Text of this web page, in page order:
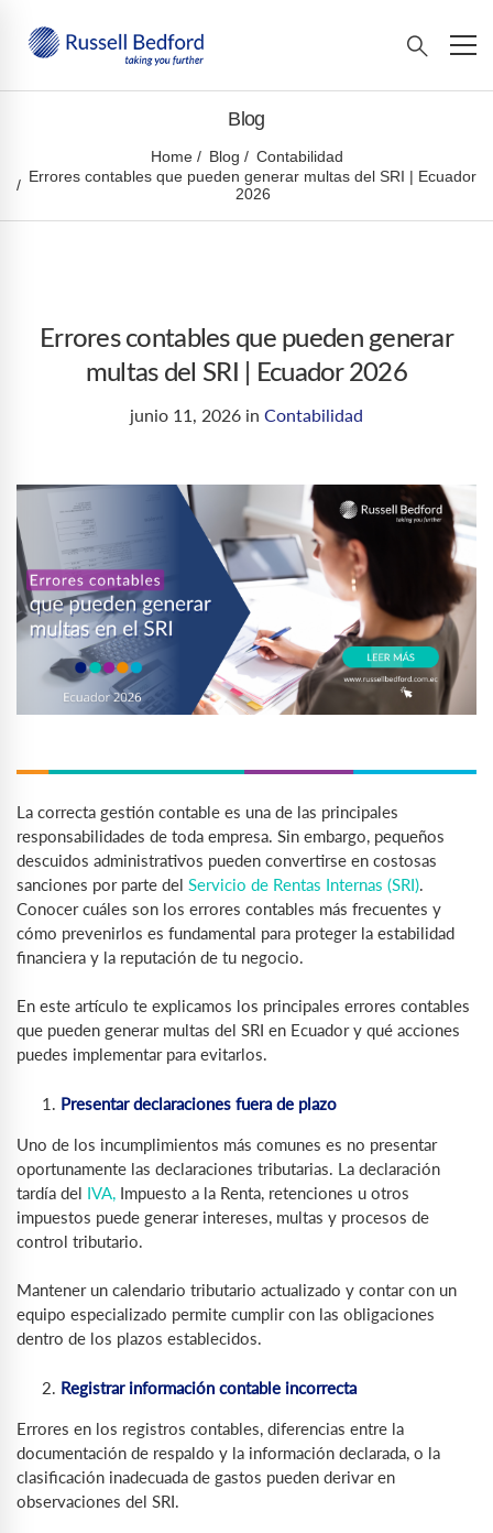
Blog
Home Blog
Contabilidad
Errores contables que pueden generar multas del SRI | Ecuador
2026
Errores contables que pueden generar
multas del SRI | Ecuador 2026
junio 11, 2026 in Contabilidad
La correcta gestión contable es una de las principales
responsabilidades de toda empresa. Sin embargo, pequeños
descuidos administrativos pueden convertirse en costosas
sanciones por parte del Servicio de Rentas Internas (SRI)
Conocer cuáles son los errores contables más frecuentes y
cómo prevenirlos es fundamental para proteger la estabilidad
financiera y la reputación de tu negocio.
En este artículo te explicamos los principales errores contables
que pueden generar multas del SRI en Ecuador y qué acciones
puedes implementar para evitarlos.
Presentar declaraciones fuera de plazo
Uno de los incumplimientos más comunes es no presentar
oportunamente las declaraciones tributarias. La declaración
tardía del IVA, Impuesto a la Renta, retenciones u otros
impuestos puede generar intereses, multas y procesos de
control tributario.
Mantener un calendario tributario actualizado y contar con un
equipo especializado permite cumplir con las obligaciones
dentro de los plazos establecidos.
Registrar información contable incorrecta
Errores en los registros contables, diferencias entre la
documentación de respaldo y la información declarada, o la
clasificación inadecuada de gastos pueden derivar en
observaciones del SRI.